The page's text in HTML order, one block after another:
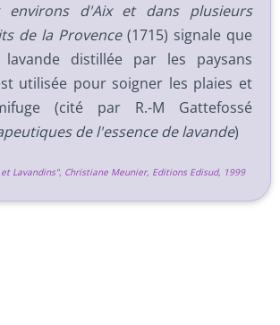
environs d'Aix et dans plusieurs
de la Provence(1715) signale que
lavande distillée par les paysans
utilisée pour soigner les plaies et
(cité par R.-M Gattefossé
de l'essence de lavande)
Lavandins", Christiane Meunier, Editions Edisud, 1999